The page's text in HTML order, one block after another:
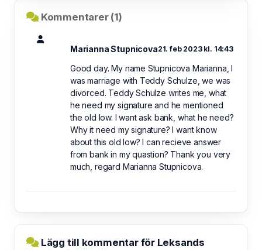
Kommentarer (1)
Marianna Stupnicova21. feb 2023 kl. 14:43
Good day. My name Stupnicova Marianna, I
was marriage with Teddy Schulze, we was
divorced. Teddy Schulze writes me, what
he need my signature and he mentioned
the old low. I want ask bank, what he need?
Why it need my signature? I want know
about this old low? I can recieve answer
from bank in my quastion? Thank you very
much, regard Marianna Stupnicova.
Lägg till kommentar för Leksands